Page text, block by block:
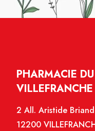
PHARMACIE
2 All. Aristide Briand
12200